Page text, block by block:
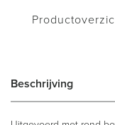
Beschrijving